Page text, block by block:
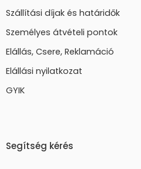
Szállítási díjak és határidők
Személyes átvételi pontok
Elállás, Csere, Reklamáció
Elállási nyilatkozat
GYIK
Segítség kérés